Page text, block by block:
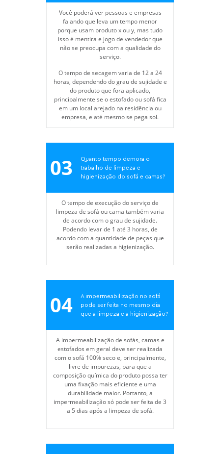
Você poderá ver pessoas e empresas
falando que leva um tempo menor
porque usam produto x ou y, mas tudo
isso é mentira e jogo de vendedor que
não se preocupa com a qualidade do
serviço.
O tempo de secagem varia de 12 a 24
horas, dependendo do grau de sujidade e
do produto que fora aplicado,
principalmente se o estofado ou sofá fica
em um local arejado na residência ou
empresa, e até mesmo se pega sol.
03
Quanto tempo demora o
trabalho de limpeza e
higienização do sofá e camas?
O tempo de execução do serviço de
limpeza de sofá ou cama também varia
de acordo com o grau de sujidade.
Podendo levar de 1 até 3 horas, de
acordo com a quantidade de peças que
serão realizadas a higienização.
04
A impermeabilização no sofá
pode ser feita no mesmo dia
que a limpeza e a higienização?
A impermeabilização de sofás, camas e
estofados em geral deve ser realizada
com o sofá 100% seco e, principalmente,
livre de impurezas, para que a
composição química do produto possa ter
uma fixação mais eficiente e uma
durabilidade maior. Portanto, a
impermeabilização só pode ser feita de 3
a 5 dias após a limpeza de sofá.